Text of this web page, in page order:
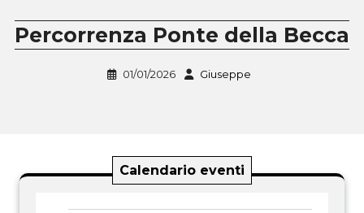
Percorrenza Ponte della Becca
01/01/2026 Giuseppe
Calendario eventi